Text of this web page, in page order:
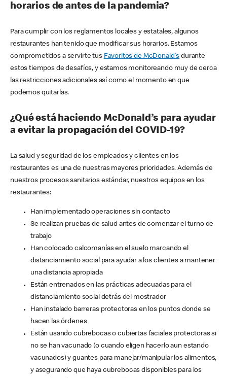
horarios de antes de la pandemia?
Para cumplir con los reglamentos locales y estatales, algunos
restaurantes han tenido que modificar sus horarios. Estamos
comprometidos a servirte tus Favoritos de McDonald's durante
estos tiempos de desafíos, y estamos monitoreando muy de cerca
las restricciones adicionales así como el momento en que
podemos quitarlas.
¿Qué está haciendo McDonald’s para ayudar
a evitar la propagación del COVID-19?
La salud y seguridad de los empleados y clientes en los
restaurantes es una de nuestras mayores prioridades. Además de
nuestros procesos sanitarios estándar, nuestros equipos en los
restaurantes:
Han implementado operaciones sin contacto
Se realizan pruebas de salud antes de comenzar el turno de
trabajo
Han colocado calcomanías en el suelo marcando el
distanciamiento social para ayudar a los clientes a mantener
una distancia apropiada
Están entrenados en las prácticas adecuadas para el
distanciamiento social detrás del mostrador
Han instalado barreras protectoras en los puntos donde se
hacen las órdenes
Están usando cubrebocas o cubiertas faciales protectoras si
no se han vacunado (o cuando eligen hacerlo aun estando
vacunados) y guantes para manejar/manipular los alimentos,
y asegurando que haya cubrebocas disponibles para los